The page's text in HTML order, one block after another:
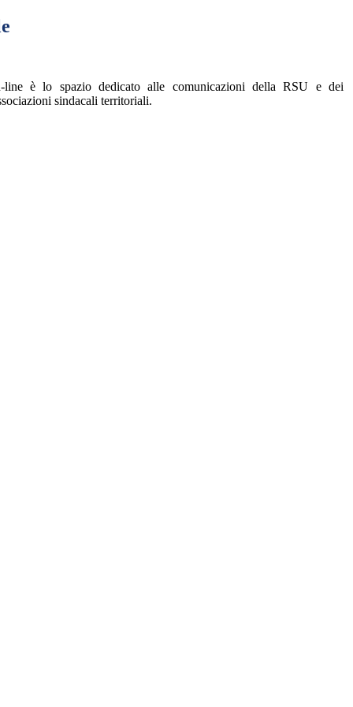
line è lo spazio dedicato alle comunicazioni della RSU e dei
sindacali territoriali.